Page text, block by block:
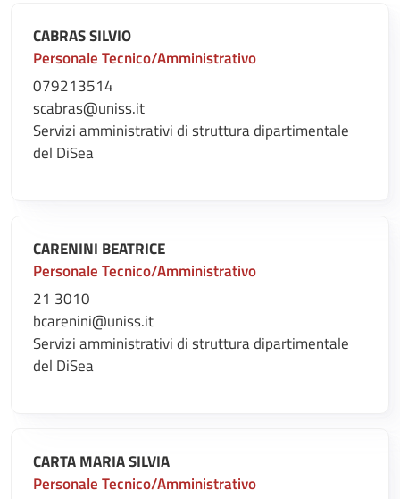
CABRAS SILVIO
Personale Tecnico/Amministrativo
079213514
scabras@uniss.it
Servizi amministrativi di struttura dipartimentale
del DiSea
CARENINI BEATRICE
Personale Tecnico/Amministrativo
21 3010
bcarenini@uniss.it
Servizi amministrativi di struttura dipartimentale
del DiSea
CARTA MARIA SILVIA
Personale Tecnico/Amministrativo